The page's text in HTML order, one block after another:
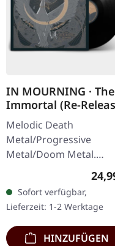
IN MOURNING · The
Immortal (Re-
| BLACK LP
Melodic Death
Metal/Progressive
Metal/Doom Metal.
27.03.2026, auf
Chaos Records.
Schwarzes Vinyl mit
Insert. Zweite Auflage…
Sofort verfügbar,
Lieferzeit: 1-2 Werktage
HINZUFÜGEN